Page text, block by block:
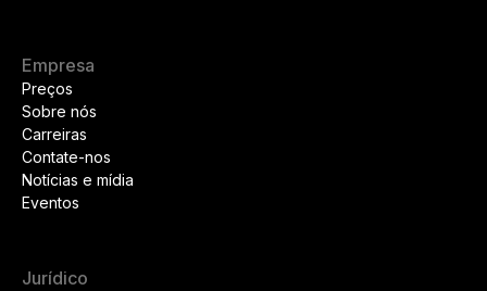
Empresa
Preços
Sobre nós
Carreiras
Contate-nos
Notícias e mídia
Eventos
Jurídico